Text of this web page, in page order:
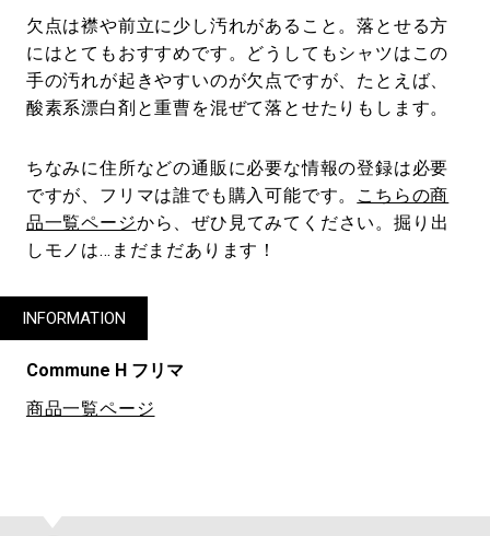
欠点は襟や前立に少し汚れがあること。落とせる方
にはとてもおすすめです。どうしてもシャツはこの
手の汚れが起きやすいのが欠点ですが、たとえば、
酸素系漂白剤と重曹を混ぜて落とせたりもします。
ちなみに住所などの通販に必要な情報の登録は必要
ですが、フリマは誰でも購入可能です。 こちらの商
品一覧ページから、ぜひ見てみてください。掘り出
しモノは…まだまだあります！
INFORMATION
Commune H フリマ
商品一覧ページ